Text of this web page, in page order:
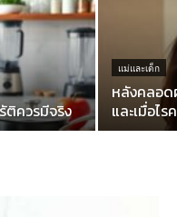
ติควรมีจริง
แม่และเด็ก
หลังคลอด
และเมื่อไร